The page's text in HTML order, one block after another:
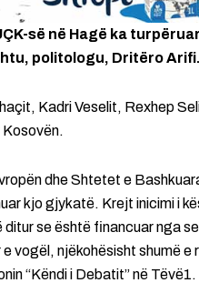
së në Hagë ka
politologu, Dritëro Arifi.
Kadri Veselit, Rexhep
dhe Shtetet e
kjo gjykatë. Krejt inicimi i
se është financuar nga
vogël, njëkohësisht shumë e
“Këndi i Debatit” në Tëvë1.